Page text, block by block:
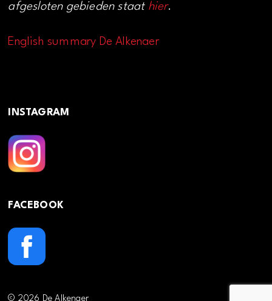
afgesloten gebieden staat hier.
English summary De Alkenaer
INSTAGRAM
FACEBOOK
© 2026 De Alkenaer